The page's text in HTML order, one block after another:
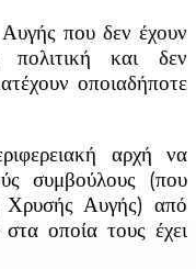
που δεν έχουν
και δεν
οποιαδήποτε
αρχή να
συμβούλους (που
Χρυσής Αυγής) από
οποία τους έχει